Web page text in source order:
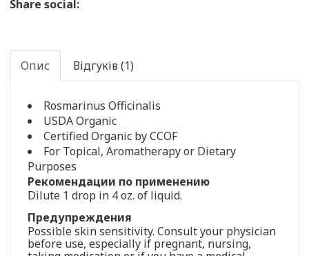
Share social:
Опис Відгуків (1)
Rosmarinus Officinalis
USDA Organic
Certified Organic by CCOF
For Topical, Aromatherapy or Dietary
Purposes
Рекомендации по применению
Dilute 1 drop in 4 oz. of liquid.
Предупреждения
Possible skin sensitivity. Consult your physician
before use, especially if pregnant, nursing,